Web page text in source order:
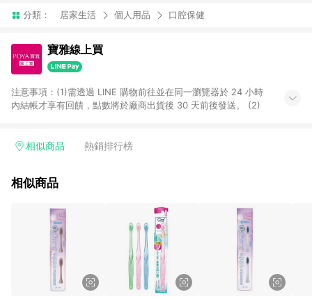
分類： 居家生活 個人用品 口腔保健
寶雅線上買
注意事項：(1)需透過 LINE 購物前往並在同一瀏覽器於 24 小時
內結帳才享有回饋，點數將於廠商出貨後 30 天前後發送。 (2)
相似商品 熱銷排行榜
相似商品